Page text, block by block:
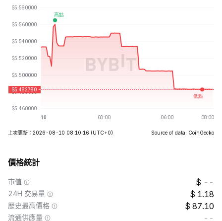
上次更新：2026-08-10 08:10:16 (UTC+0) Source of data: CoinGecko
價格統計
市值 --
24H 交易量 1.18
歷史最高價格 87.10
流通供應量 --